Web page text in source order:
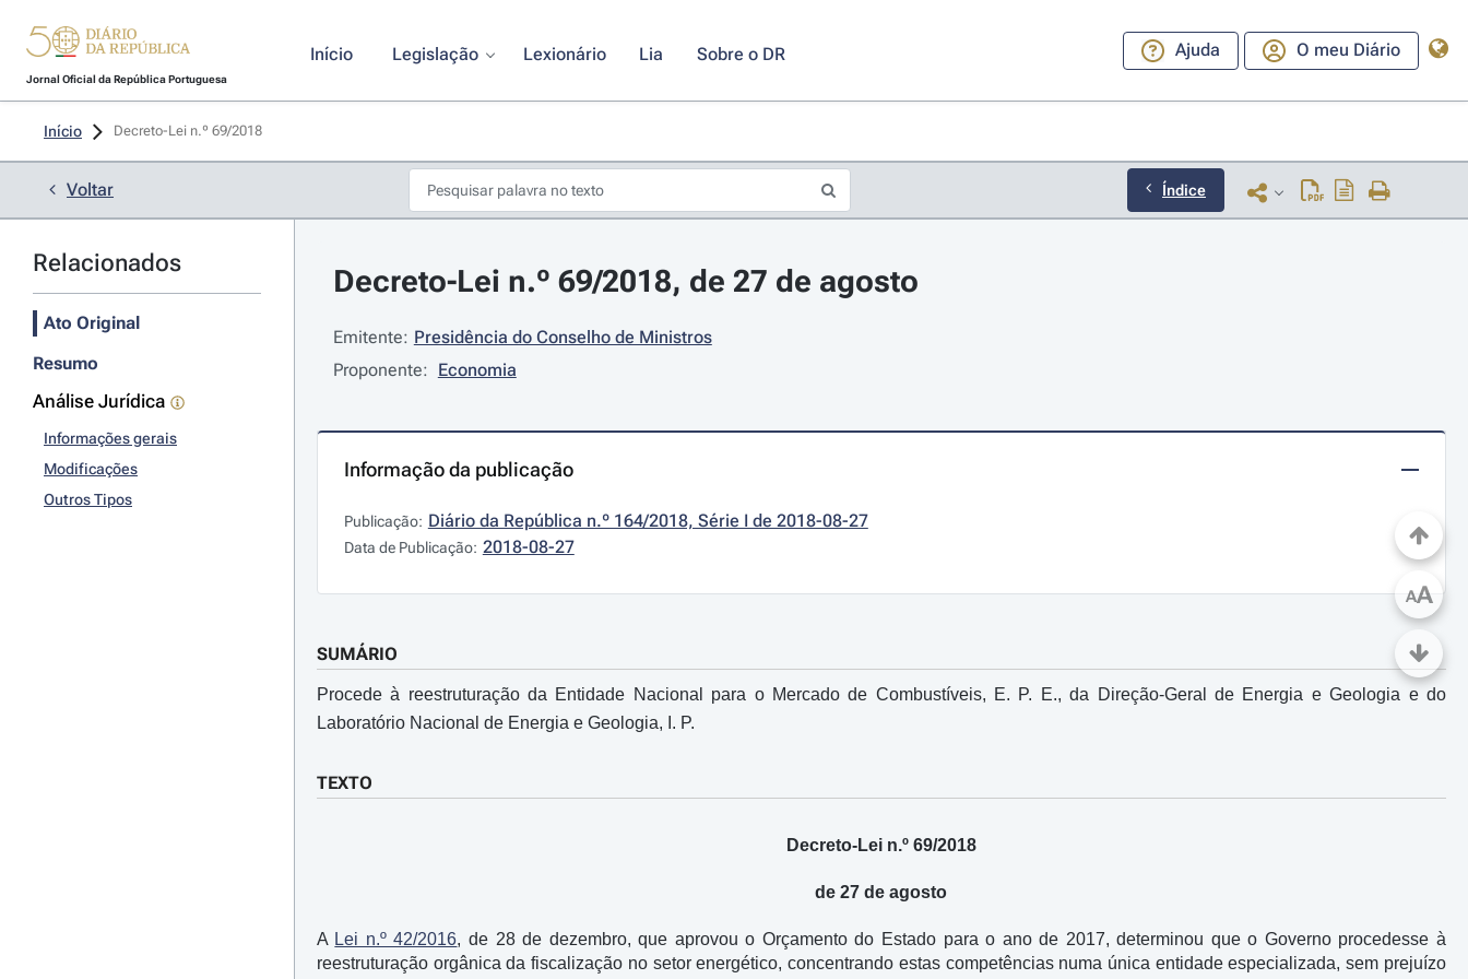
Jornal Oficial da República Portuguesa
Início Legislação Lexionário Lia Sobre o DR Ajuda O meu Diário
Início Decreto-Lei n.º 69/2018
Voltar Índice
Relacionados
Ato Original
Resumo
Análise Jurídica
Informações gerais
Modificações
Outros Tipos
Decreto-Lei n.º 69/2018, de 27 de agosto
Emitente: Presidência do Conselho de Ministros
Proponente: Economia
Informação da publicação
Publicação: Diário da República n.º 164/2018, Série I de 2018-08-27
Data de Publicação: 2018-08-27
SUMÁRIO
Procede à reestruturação da Entidade Nacional para o Mercado de Combustíveis, E. P. E., da Direção-Geral de Energia e Geologia e do
Laboratório Nacional de Energia e Geologia, I. P.
TEXTO
Decreto-Lei n.º 69/2018
de 27 de agosto
A Lei n.º 42/2016, de 28 de dezembro, que aprovou o Orçamento do Estado para o ano de 2017, determinou que o Governo procedesse à
reestruturação orgânica da fiscalização no setor energético, concentrando estas competências numa única entidade especializada, sem prejuízo
AA